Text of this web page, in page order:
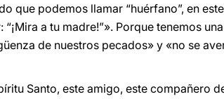
que podemos llamar “huérfano”, en
a tu madre!”». Porque tenemos
de nuestros pecados» y «no se
Santo, este amigo, este compañero